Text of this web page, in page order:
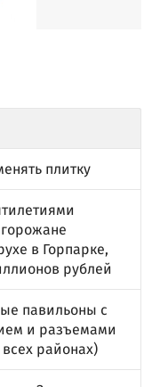
плитку
в Горпарке,
рублей
павильоны с
и разъемами
районах)